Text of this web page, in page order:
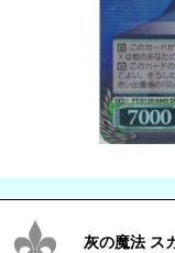
灰の魔法 ス